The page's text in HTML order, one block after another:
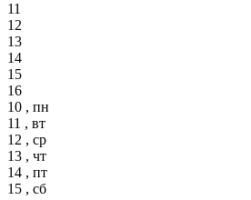
11
12
13
14
15
16
10 , пн
11 , вт
12 , ср
13 , чт
14 , пт
15 , сб